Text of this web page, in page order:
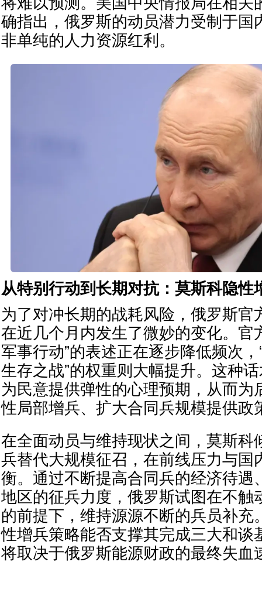
确指出，俄罗斯的动员潜力受制于国
非单纯的人力资源红利。
从特别行动到长期对抗：莫斯科隐性
为了对冲长期的战耗风险，俄罗斯官
在近几个月内发生了微妙的变化。官
军事行动”的表述正在逐步降低频次，
生存之战”的权重则大幅提升。这种
为民意提供弹性的心理预期，从而为
性局部增兵、扩大合同兵规模提供政
在全面动员与维持现状之间，莫斯科
兵替代大规模征召，在前线压力与国
衡。通过不断提高合同兵的经济待遇
地区的征兵力度，俄罗斯试图在不触
的前提下，维持源源不断的兵员补充
性增兵策略能否支撑其完成三大和谈
将取决于俄罗斯能源财政的最终失血